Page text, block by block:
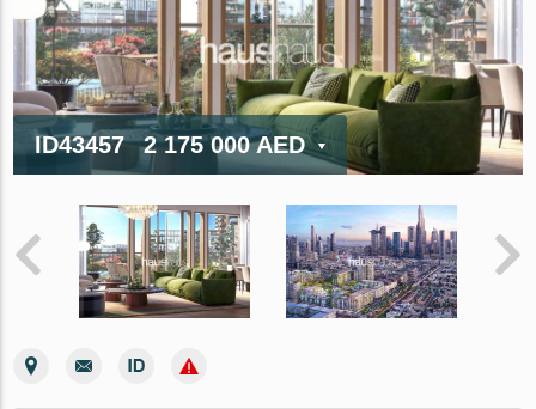
ID43457 2 175 000 AED